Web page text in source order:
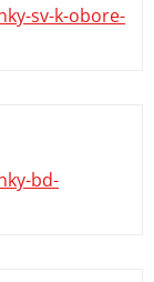
sv-k-obore-
bd-